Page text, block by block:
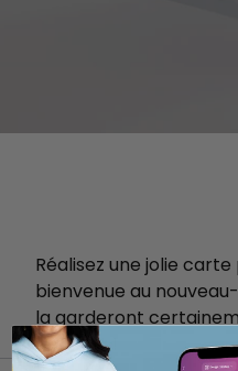
Réalisez une jolie
bienvenue au
la garderont
souvenir !